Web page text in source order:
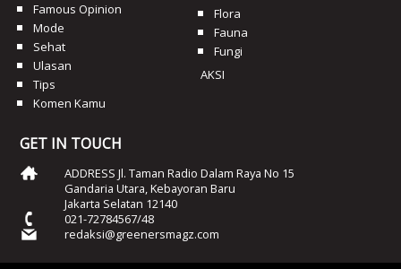
Famous Opinion
Mode
Sehat
Ulasan
Tips
Komen Kamu
Flora
Fauna
Fungi
AKSI
GET IN TOUCH
ADDRESS Jl. Taman Radio Dalam Raya No 15
Gandaria Utara, Kebayoran Baru
Jakarta Selatan 12140
021-72784567/48
redaksi@greenersmagz.com